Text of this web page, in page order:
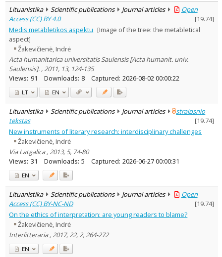
Lituanistika Scientific publications Journal articles
Open
Access (CC) BY 4.0
[19.74]
Medis metabletikos aspektu [Image of the tree: the metabletical
aspect]
Žakevičienė, Indrė
Acta humanitarica universitatis Saulensis [Acta humanit. univ.
Saulensis]. , 2011, 13, 124-135
Views: 91 Downloads: 8 Captured: 2026-08-02 00:00:22
LT EN
Lituanistika Scientific publications Journal articles
straipsnio
tekstas
[19.74]
New instruments of literary research: interdisciplinary challenges
Žakevičienė, Indrė
Via Latgalica , 2013, 5, 74-80
Views: 31 Downloads: 5 Captured: 2026-06-27 00:00:31
EN
Lituanistika Scientific publications Journal articles
Open
Access (CC) BY-NC-ND
[19.74]
On the ethics of interpretation: are young readers to blame?
Žakevičienė, Indrė
Interlitteraria , 2017, 22, 2, 264-272
EN